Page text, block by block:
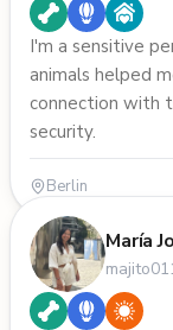
I'm a sensitive
animals helped
connection with
security.
Berlin
María